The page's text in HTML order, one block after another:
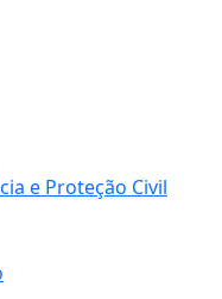
e Proteção Civil